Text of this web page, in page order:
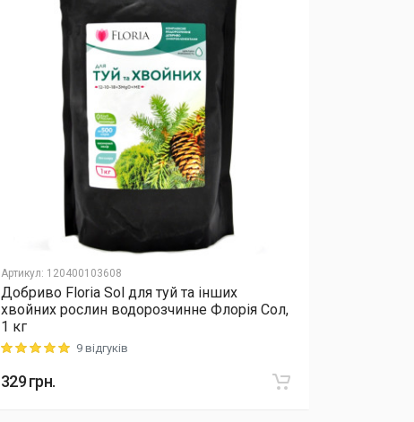
Артикул: 120400103608
Добриво Floria Sol для туй та інших
хвойних рослин водорозчинне Флорія Сол,
1 кг
Rating: 5 out of 59 відгуків
329грн.